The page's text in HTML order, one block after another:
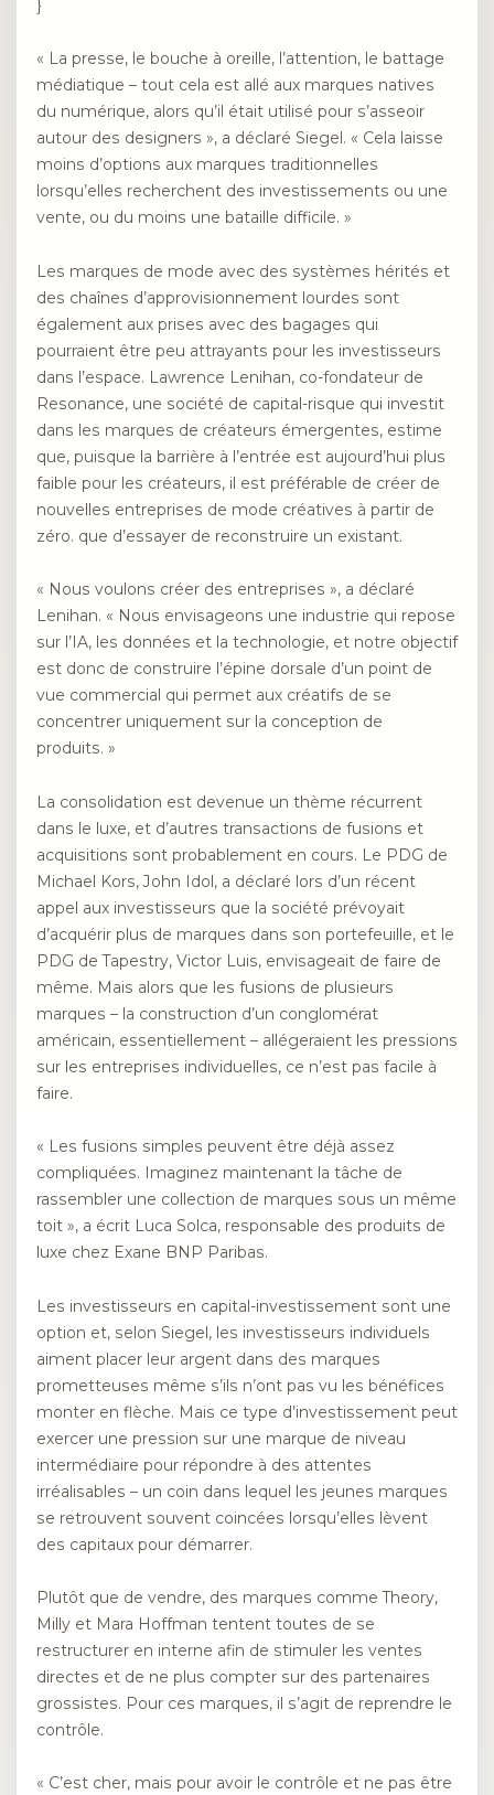
}
« La presse, le bouche à oreille, l’attention, le battage
médiatique – tout cela est allé aux marques natives
du numérique, alors qu’il était utilisé pour s’asseoir
autour des designers », a déclaré Siegel. « Cela laisse
moins d’options aux marques traditionnelles
lorsqu’elles recherchent des investissements ou une
vente, ou du moins une bataille difficile. »
Les marques de mode avec des systèmes hérités et
des chaînes d’approvisionnement lourdes sont
également aux prises avec des bagages qui
pourraient être peu attrayants pour les investisseurs
dans l’espace. Lawrence Lenihan, co-fondateur de
Resonance, une société de capital-risque qui investit
dans les marques de créateurs émergentes, estime
que, puisque la barrière à l’entrée est aujourd’hui plus
faible pour les créateurs, il est préférable de créer de
nouvelles entreprises de mode créatives à partir de
zéro. que d’essayer de reconstruire un existant.
« Nous voulons créer des entreprises », a déclaré
Lenihan. « Nous envisageons une industrie qui repose
sur l’IA, les données et la technologie, et notre objectif
est donc de construire l’épine dorsale d’un point de
vue commercial qui permet aux créatifs de se
concentrer uniquement sur la conception de
produits. »
La consolidation est devenue un thème récurrent
dans le luxe, et d’autres transactions de fusions et
acquisitions sont probablement en cours. Le PDG de
Michael Kors, John Idol, a déclaré lors d’un récent
appel aux investisseurs que la société prévoyait
d’acquérir plus de marques dans son portefeuille, et le
PDG de Tapestry, Victor Luis, envisageait de faire de
même. Mais alors que les fusions de plusieurs
marques – la construction d’un conglomérat
américain, essentiellement – ​​allégeraient les pressions
sur les entreprises individuelles, ce n’est pas facile à
faire.
« Les fusions simples peuvent être déjà assez
compliquées. Imaginez maintenant la tâche de
rassembler une collection de marques sous un même
toit », a écrit Luca Solca, responsable des produits de
luxe chez Exane BNP Paribas.
Les investisseurs en capital-investissement sont une
option et, selon Siegel, les investisseurs individuels
aiment placer leur argent dans des marques
prometteuses même s’ils n’ont pas vu les bénéfices
monter en flèche. Mais ce type d’investissement peut
exercer une pression sur une marque de niveau
intermédiaire pour répondre à des attentes
irréalisables – un coin dans lequel les jeunes marques
se retrouvent souvent coincées lorsqu’elles lèvent
des capitaux pour démarrer.
Plutôt que de vendre, des marques comme Theory,
Milly et Mara Hoffman tentent toutes de se
restructurer en interne afin de stimuler les ventes
directes et de ne plus compter sur des partenaires
grossistes. Pour ces marques, il s’agit de reprendre le
contrôle.
« C’est cher, mais pour avoir le contrôle et ne pas être